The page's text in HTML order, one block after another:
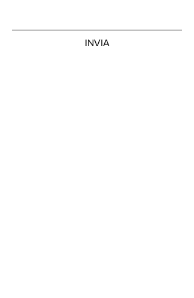
INVIA